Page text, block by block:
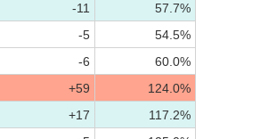
-11
57.7%
-5
54.5%
-6
60.0%
+59
124.0%
+17
117.2%